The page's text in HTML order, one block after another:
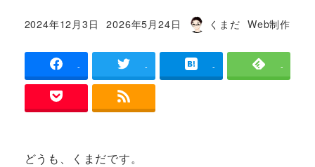
投稿日
2024年12月3日 更新日
2026年5月24日
著
くまだ カテゴリー
Web制作
- - - -
どうも、くまだです。